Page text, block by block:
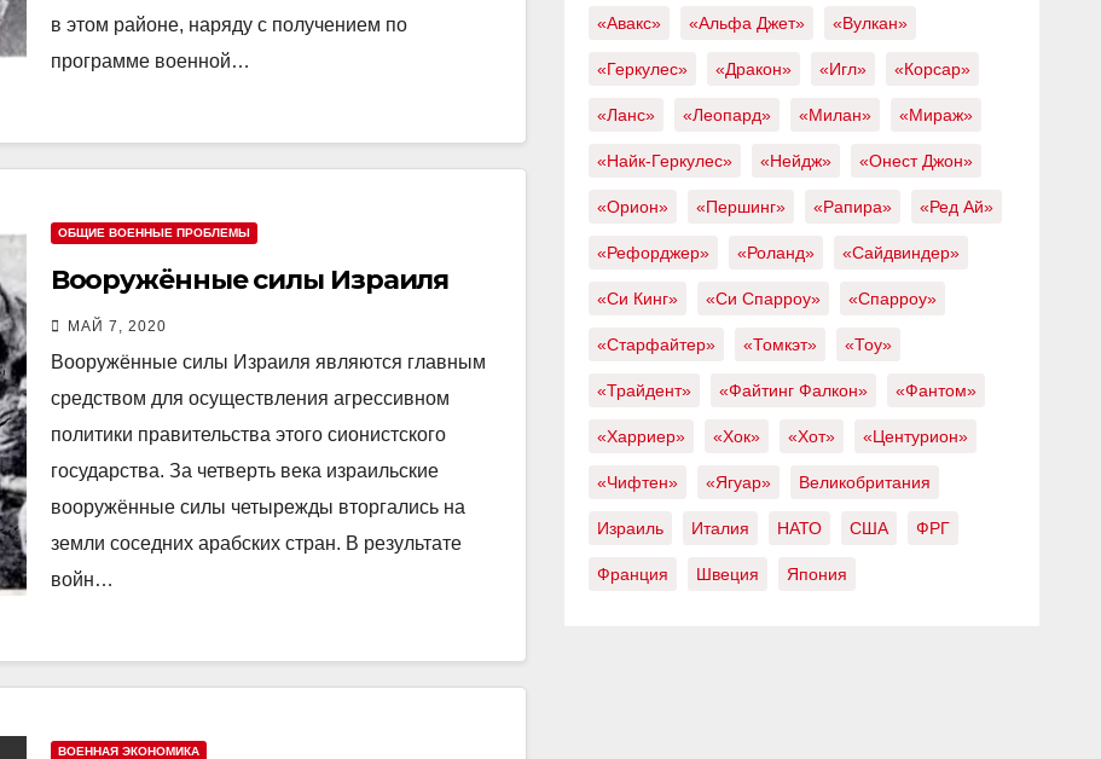
в этом районе, наряду с получением по
программе военной…
ОБЩИЕ ВОЕННЫЕ ПРОБЛЕМЫ
Вооружённые силы Израиля
МАЙ 7, 2020
Вооружённые силы Израиля являются главным
средством для осуществления агрессивном
политики правительства этого сионистского
государства. За четверть века израильские
вооружённые силы четырежды вторгались на
земли соседних арабских стран. В результате
войн…
ВОЕННАЯ ЭКОНОМИКА
«Авакс» «Альфа Джет» «Вулкан»
«Геркулес» «Дракон» «Игл» «Корсар»
«Ланс» «Леопард» «Милан» «Мираж»
«Найк-Геркулес» «Нейдж» «Онест Джон»
«Орион» «Першинг» «Рапира» «Ред Ай»
«Рефорджер» «Роланд» «Сайдвиндер»
«Си Кинг» «Си Спарроу» «Спарроу»
«Старфайтер» «Томкэт» «Тоу»
«Трайдент» «Файтинг Фалкон» «Фантом»
«Харриер» «Хок» «Хот» «Центурион»
«Чифтен» «Ягуар» Великобритания
Израиль Италия НАТО США ФРГ
Франция Швеция Япония